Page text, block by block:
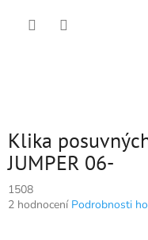
Klika
JUMPER 06-
1508
Průměrné
2 hodnocení Podrobnosti